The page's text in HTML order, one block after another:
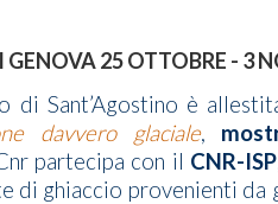
25 OTTOBRE - 3
di Sant’Agostino è
davvero glaciale,
partecipa con il CNR-ISP
di ghiaccio provenienti